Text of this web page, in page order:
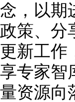
念，以期
政策、分
更新工作
享专家智
量资源向